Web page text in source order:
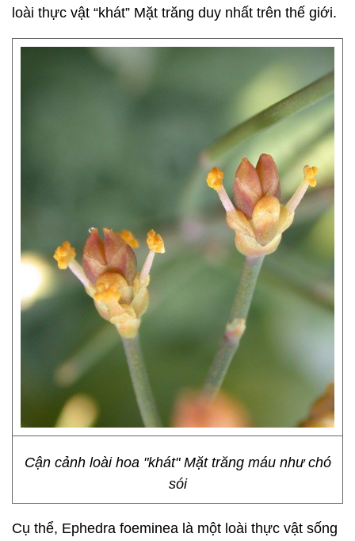
loài thực vật “khát” Mặt trăng duy nhất trên thế giới.
Cận cảnh loài hoa "khát" Mặt trăng máu như chó
sói
Cụ thể, Ephedra foeminea là một loài thực vật sống